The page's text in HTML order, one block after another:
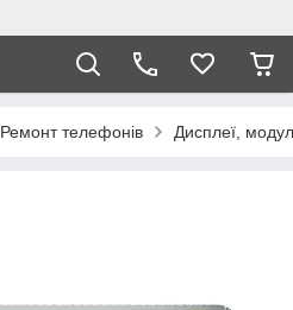
Ремонт телефонів Дисплеї,